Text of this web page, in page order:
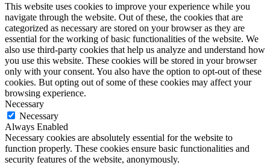
This website uses cookies to improve your experience while you
navigate through the website. Out of these, the cookies that are
categorized as necessary are stored on your browser as they are
essential for the working of basic functionalities of the website. We
also use third-party cookies that help us analyze and understand how
you use this website. These cookies will be stored in your browser
only with your consent. You also have the option to opt-out of these
cookies. But opting out of some of these cookies may affect your
browsing experience.
Necessary
Necessary
Always Enabled
Necessary cookies are absolutely essential for the website to
function properly. These cookies ensure basic functionalities and
security features of the website, anonymously.